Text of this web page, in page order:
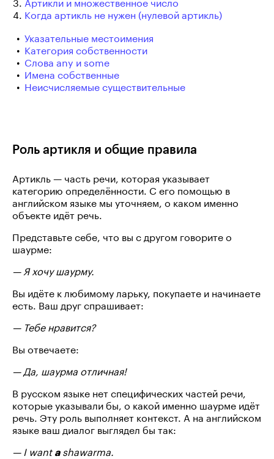
Когда артикль не нужен (нулевой артикль)
Указательные местоимения
Категория собственности
Слова any и some
Имена собственные
Неисчисляемые существительные
Роль артикля и общие правила
Артикль — часть речи, которая указывает
категорию определённости. С его помощью в
английском языке мы уточняем, о каком именно
объекте идёт речь.
Представьте себе, что вы c другом говорите о
шаурме:
— Я хочу шаурму.
Вы идёте к любимому ларьку, покупаете и начинаете
есть. Ваш друг спрашивает:
— Тебе нравится?
Вы отвечаете:
— Да, шаурма отличная!
В русском языке нет специфических частей речи,
которые указывали бы, о какой именно шаурме идёт
речь. Эту роль выполняет контекст. А на английском
языке ваш диалог выглядел бы так:
— I want ashawarma.